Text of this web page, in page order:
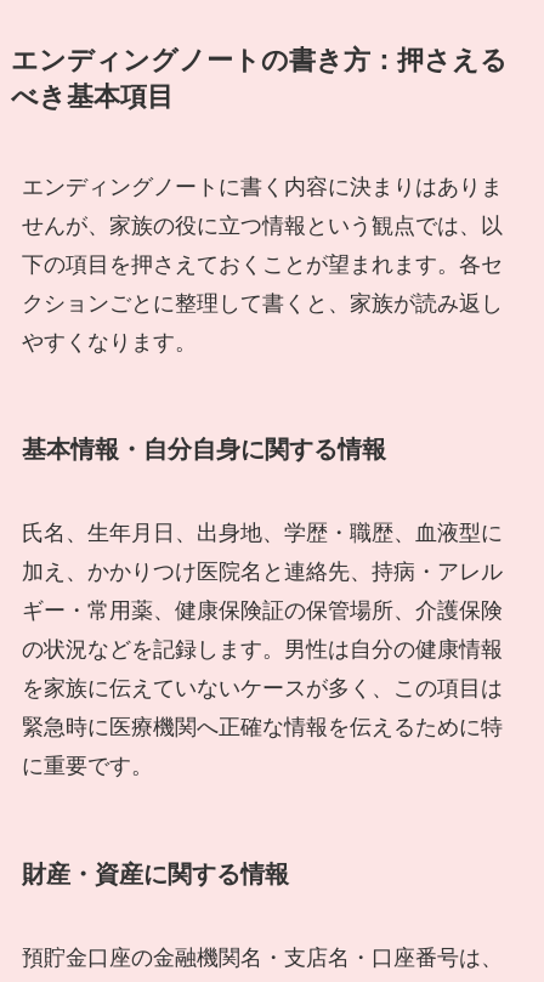
エンディングノートの書き方：押さえる
べき基本項目
エンディングノートに書く内容に決まりはありま
せんが、家族の役に立つ情報という観点では、以
下の項目を押さえておくことが望まれます。各セ
クションごとに整理して書くと、家族が読み返し
やすくなります。
基本情報・自分自身に関する情報
氏名、生年月日、出身地、学歴・職歴、血液型に
加え、かかりつけ医院名と連絡先、持病・アレル
ギー・常用薬、健康保険証の保管場所、介護保険
の状況などを記録します。男性は自分の健康情報
を家族に伝えていないケースが多く、この項目は
緊急時に医療機関へ正確な情報を伝えるために特
に重要です。
財産・資産に関する情報
預貯金口座の金融機関名・支店名・口座番号は、